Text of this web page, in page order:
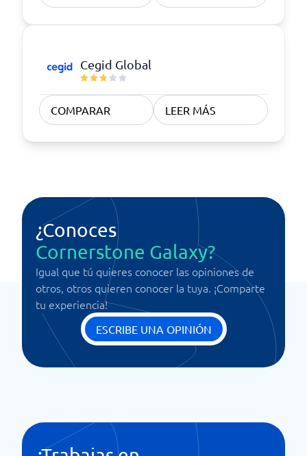
Cegid Global
COMPARAR LEER MÁS
¿Conoces
Cornerstone Galaxy?
Igual que tú quieres conocer las opiniones de
otros, otros quieren conocer la tuya. ¡Comparte
tu experiencia!
ESCRIBE UNA OPINIÓN